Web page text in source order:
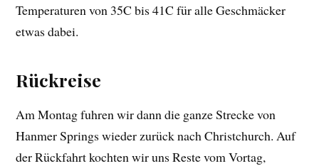
Temperaturen von 35C bis 41C für alle Geschmäcker
etwas dabei.
Rückreise
Am Montag fuhren wir dann die ganze Strecke von
Hanmer Springs wieder zurück nach Christchurch. Auf
der Rückfahrt kochten wir uns Reste vom Vortag,